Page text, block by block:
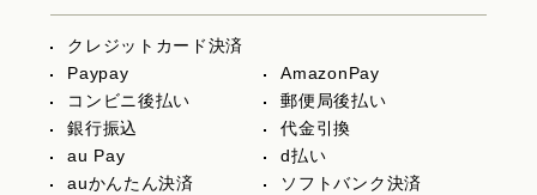
クレジットカード決済
Paypay
AmazonPay
コンビニ後払い
郵便局後払い
銀行振込
代金引換
au Pay
d払い
auかんたん決済
ソフトバンク決済